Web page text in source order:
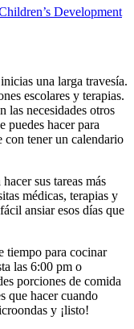
Development
una larga travesía.
escolares y terapias.
las necesidades otros
puedes hacer para
tener un calendario
sus tareas más
médicas, terapias y
ansiar esos días que
tiempo para cocinar
las 6:00 pm o
porciones de comida
que hacer cuando
y ¡listo!